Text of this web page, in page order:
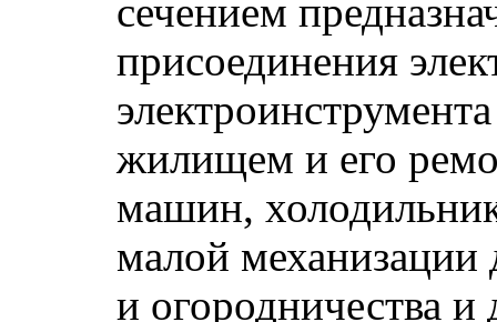
сечением
присоединения
жилищем и его
машин,
малой механизации
и огородничества и